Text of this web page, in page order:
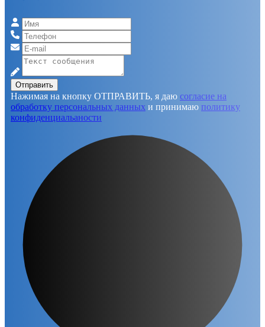
Отправить
Нажимая на кнопку ОТПРАВИТЬ, я даю согласие на
обработку персональных данных и принимаю политику
конфиденциальаности